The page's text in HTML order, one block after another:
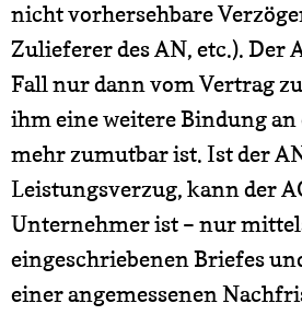
nicht vorhersehbare
Zulieferer des AN, etc.). Der
Fall nur dann vom Vertrag
ihm eine weitere Bindung
mehr zumutbar ist. Ist der
Leistungsverzug, kann der
Unternehmer ist – nur
eingeschriebenen Briefes
einer angemessenen